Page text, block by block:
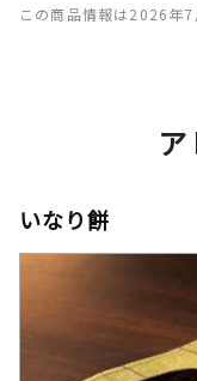
この商品情報は2026年7
いなり餅